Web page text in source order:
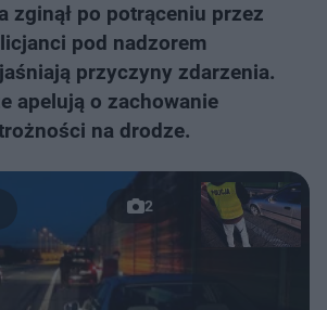
zginął po potrąceniu przez
pod nadzorem
przyczyny zdarzenia.
apelują o zachowanie
na drodze.
2